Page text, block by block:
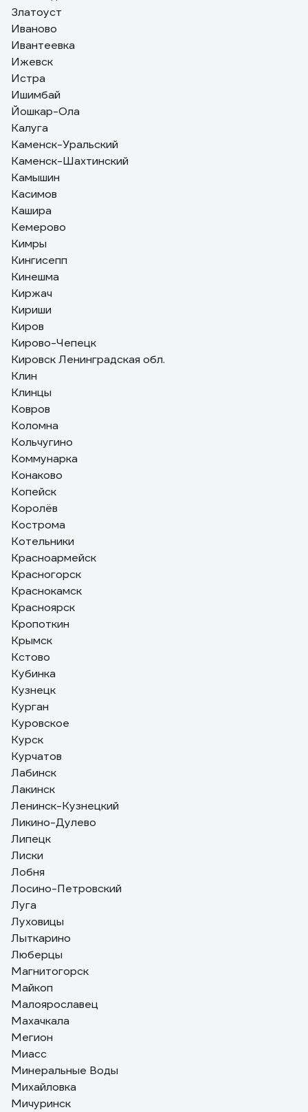
Златоуст
Иваново
Ивантеевка
Ижевск
Истра
Ишимбай
Йошкар-Ола
Калуга
Каменск-Уральский
Каменск-Шахтинский
Камышин
Касимов
Кашира
Кемерово
Кимры
Кингисепп
Кинешма
Киржач
Кириши
Киров
Кирово-Чепецк
Кировск Ленинградская обл.
Клин
Клинцы
Ковров
Коломна
Кольчугино
Коммунарка
Конаково
Копейск
Королёв
Кострома
Котельники
Красноармейск
Красногорск
Краснокамск
Красноярск
Кропоткин
Крымск
Кстово
Кубинка
Кузнецк
Курган
Куровское
Курск
Курчатов
Лабинск
Лакинск
Ленинск-Кузнецкий
Ликино-Дулево
Липецк
Лиски
Лобня
Лосино-Петровский
Луга
Луховицы
Лыткарино
Люберцы
Магнитогорск
Майкоп
Малоярославец
Махачкала
Мегион
Миасс
Минеральные Воды
Михайловка
Мичуринск